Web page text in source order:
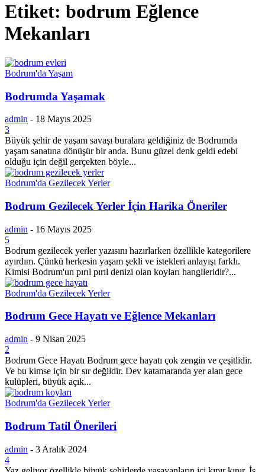
Etiket: bodrum Eğlence
Mekanları
Bodrum'da Yaşam
Bodrumda Yaşamak
admin - 18 Mayıs 2025
3
Büyük şehir de yaşam savaşı buralara geldiğiniz de Bodrumda
yaşam sanatına dönüşür bir anda. Bunu güzel denk geldi edebi
olduğu için değil gerçekten böyle...
Bodrum'da Gezilecek Yerler
Bodrum Gezilecek Yerler İçin Harika Öneriler
admin - 16 Mayıs 2025
5
Bodrum gezilecek yerler yazısını hazırlarken özellikle kategorilere
ayırdım. Çünkü herkesin yaşam şekli ve istekleri anlayışı farklı.
Kimisi Bodrum'un pırıl pırıl denizi olan koyları hangileridir?...
Bodrum'da Gezilecek Yerler
Bodrum Gece Hayatı ve Eğlence Mekanları
admin - 9 Nisan 2025
2
Bodrum Gece Hayatı Bodrum gece hayatı çok zengin ve çeşitlidir.
Ve bu kimse için bir sır değildir. Dev katamaranda yer alan gece
kulüpleri, büyük açık...
Bodrum'da Gezilecek Yerler
Bodrum Tatil Önerileri
admin - 3 Aralık 2024
4